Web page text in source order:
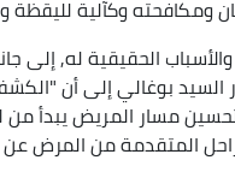
وكآلية لليقظة
الحقيقية له, إلى
السيد بوغالي إلى أن
مسار المريض يبدأ
المتقدمة من المرض عن